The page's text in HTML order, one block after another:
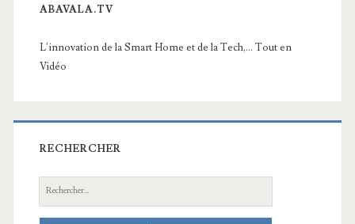
ABAVALA.TV
L'innovation de la Smart Home et de la Tech,... Tout en
Vidéo
RECHERCHER
Recherche: